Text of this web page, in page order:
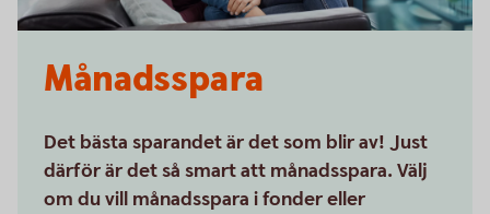
Månadsspara
Det bästa sparandet är det som blir av! Just
därför är det så smart att månadsspara. Välj
om du vill månadsspara i fonder eller